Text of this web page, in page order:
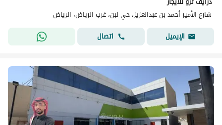
شارع الأمير أحمد بن عبدالعزيز، حي لبن، غرب الرياض، الرياض
الإيميل
اتصال